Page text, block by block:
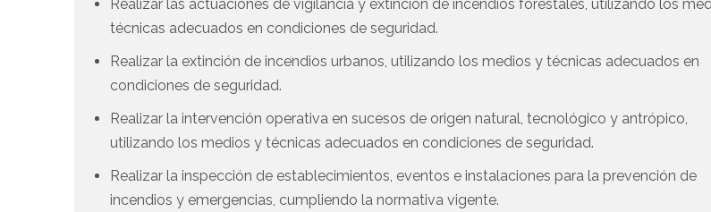
Realizar las actuaciones de vigilancia y extinción de incendios forestales, utilizando los
técnicas adecuados en condiciones de seguridad.
Realizar la extinción de incendios urbanos, utilizando los medios y técnicas adecuados en
condiciones de seguridad.
Realizar la intervención operativa en sucesos de origen natural, tecnológico y antrópico,
utilizando los medios y técnicas adecuados en condiciones de seguridad.
Realizar la inspección de establecimientos, eventos e instalaciones para la prevención de
incendios y emergencias, cumpliendo la normativa vigente.